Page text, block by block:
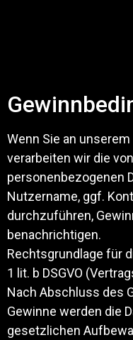
Wenn Sie an
verarbeiten wir die
personenbezogenen
Nutzername, ggf.
durchzuführen,
benachrichtigen.
Rechtsgrundlage für
1 lit. b DSGVO
Nach Abschluss des
Gewinne werden die
gesetzlichen